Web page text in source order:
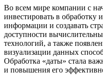
Во всем мире компании с
инвестировать в обработку
информации и создавать
доступности
технологий, а также
визуализации данных
Обработка «даты» стала
и повышения его